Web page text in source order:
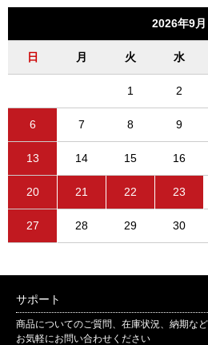
2026年9月
日 月 火 水
1 2
6 7 8 9
13 14 15 16
20 21 22 23
27 28 29 30
サポート
商品についてのご質問、在庫状況、納期な
お気軽にお問い合わせください